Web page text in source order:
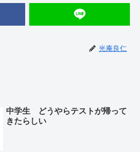
光庵良仁
中学生 どうやらテストが帰って
きたらしい